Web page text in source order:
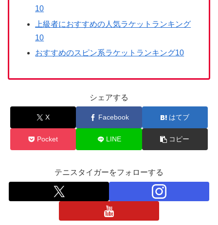
10
上級者におすすめの人気ラケットランキング
10
おすすめのスピン系ラケットランキング10
シェアする
X Facebook はてブ
Pocket LINE コピー
テニスタイガーをフォローする